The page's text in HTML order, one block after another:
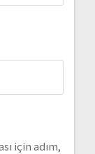
için adım,